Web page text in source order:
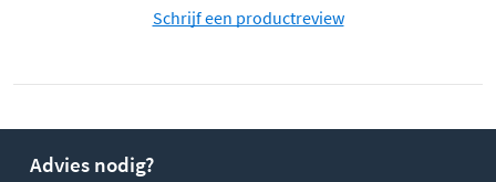
Schrijf een productreview
Advies nodig?